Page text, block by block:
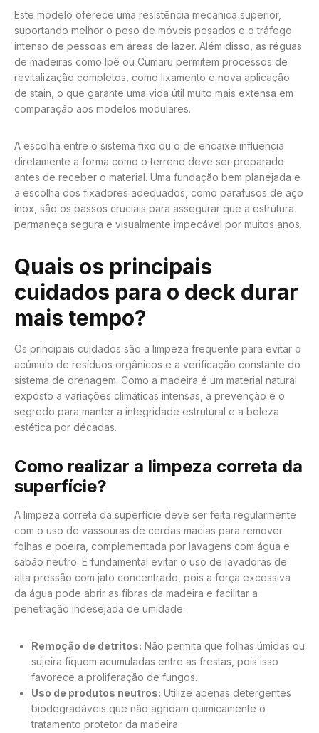
Este modelo oferece uma resistência mecânica superior,
suportando melhor o peso de móveis pesados e o tráfego
intenso de pessoas em áreas de lazer. Além disso, as réguas
de madeiras como Ipê ou Cumaru permitem processos de
revitalização completos, como lixamento e nova aplicação
de stain, o que garante uma vida útil muito mais extensa em
comparação aos modelos modulares.
A escolha entre o sistema fixo ou o de encaixe influencia
diretamente a forma como o terreno deve ser preparado
antes de receber o material. Uma fundação bem planejada e
a escolha dos fixadores adequados, como parafusos de aço
inox, são os passos cruciais para assegurar que a estrutura
permaneça segura e visualmente impecável por muitos anos.
Quais os principais
cuidados para o deck durar
mais tempo?
Os principais cuidados são a limpeza frequente para evitar o
acúmulo de resíduos orgânicos e a verificação constante do
sistema de drenagem. Como a madeira é um material natural
exposto a variações climáticas intensas, a prevenção é o
segredo para manter a integridade estrutural e a beleza
estética por décadas.
Como realizar a limpeza correta da
superfície?
A limpeza correta da superfície deve ser feita regularmente
com o uso de vassouras de cerdas macias para remover
folhas e poeira, complementada por lavagens com água e
sabão neutro. É fundamental evitar o uso de lavadoras de
alta pressão com jato concentrado, pois a força excessiva
da água pode abrir as fibras da madeira e facilitar a
penetração indesejada de umidade.
Remoção de detritos: Não permita que folhas úmidas ou
sujeira fiquem acumuladas entre as frestas, pois isso
favorece a proliferação de fungos.
Uso de produtos neutros: Utilize apenas detergentes
biodegradáveis que não agridam quimicamente o
tratamento protetor da madeira.